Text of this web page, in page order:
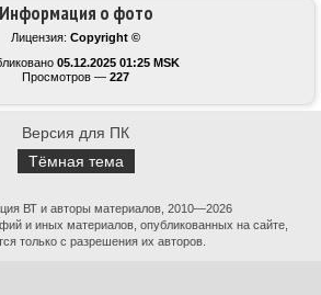
Информация о фото
Лицензия: Copyright ©
05.12.2025 01:25 MSK
Просмотров — 227
Версия для ПК
Тёмная тема
ВТ и авторы материалов, 2010—2026
и иных материалов, опубликованных на сайте,
только с разрешения их авторов.